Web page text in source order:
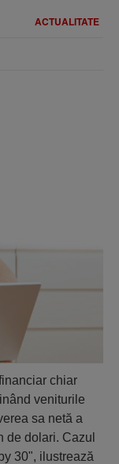
ACTUALITATE
chiar
veniturile
sa netă a
de dolari. Cazul
30", ilustrează